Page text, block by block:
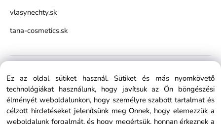
vlasynechty.sk
tana-cosmetics.sk
Ez az oldal sütiket használ. Sütiket és más nyomkövető
technológiákat használunk, hogy javítsuk az Ön böngészési
élményét weboldalunkon, hogy személyre szabott tartalmat és
célzott hirdetéseket jelenítsünk meg Önnek, hogy elemezzük a
weboldalunk forgalmát, és hogy megértsük, honnan érkeznek a